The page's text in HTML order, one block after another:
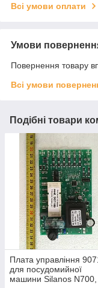
Всі умови оплати
Умови
Повернення товару
Всі умови
Подібні товари
Плата управління
для посудомийної
машини Silanos N700,